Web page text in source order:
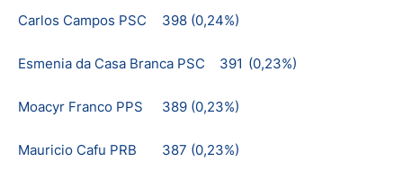
Carlos Campos PSC 398 (0,24%)
Esmenia da Casa Branca PSC 391 (0,23%)
Moacyr Franco PPS 389 (0,23%)
Mauricio Cafu PRB 387 (0,23%)